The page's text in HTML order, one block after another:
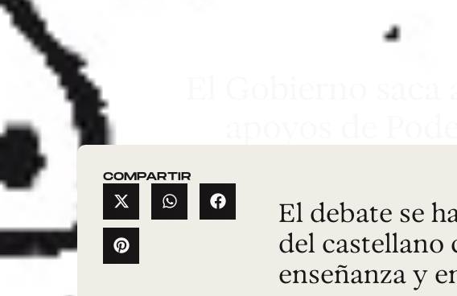
El Gobierno saca
apoyos de
COMPARTIR
El debate se
del castellano
enseñanza y